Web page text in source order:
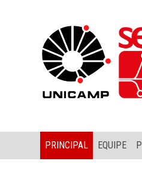
PRINCIPAL EQUIPE